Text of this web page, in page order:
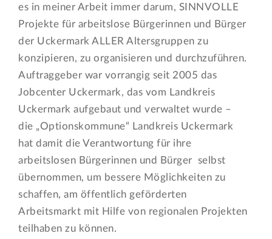
es in meiner Arbeit immer darum, SINNVOLLE
Projekte für arbeitslose Bürgerinnen und Bürger
der Uckermark ALLER Altersgruppen zu
konzipieren, zu organisieren und durchzuführen.
Auftraggeber war vorrangig seit 2005 das
Jobcenter Uckermark, das vom Landkreis
Uckermark aufgebaut und verwaltet wurde –
die „Optionskommune“ Landkreis Uckermark
hat damit die Verantwortung für ihre
arbeitslosen Bürgerinnen und Bürger selbst
übernommen, um bessere Möglichkeiten zu
schaffen, am öffentlich geförderten
Arbeitsmarkt mit Hilfe von regionalen Projekten
teilhaben zu können.